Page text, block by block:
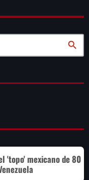
search
'topo' mexicano de 80